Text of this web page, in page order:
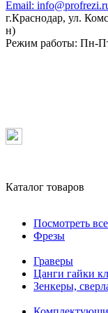
Email:
г.Краснодар, ул.
н)
Режим работы: Пн-
Каталог товаров
Посмотреть
Фрезы
Граверы
Цанги гайки
Зенкеры,